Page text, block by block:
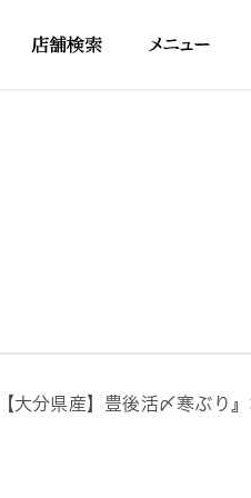
大分県産】豊後活〆寒ぶり